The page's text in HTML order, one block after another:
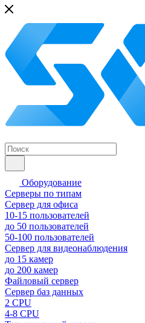
Оборудование
Серверы по типам
Сервер для офиса
10-15 пользователей
до 50 пользователей
50-100 пользователей
Сервер для видеонаблюдения
до 15 камер
до 200 камер
Файловый сервер
Сервер баз данных
2 CPU
4-8 CPU